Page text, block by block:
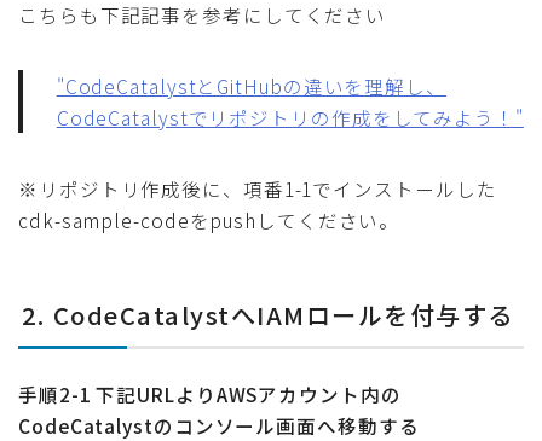
こちらも下記記事を参考にしてください
"CodeCatalystとGitHubの違いを理解し、
CodeCatalystでリポジトリの作成をしてみよう！"
※リポジトリ作成後に、項番1-1でインストールした
cdk-sample-codeをpushしてください。
2. CodeCatalystへIAMロールを付与する
手順2-1 下記URLよりAWSアカウント内の
CodeCatalystのコンソール画面へ移動する